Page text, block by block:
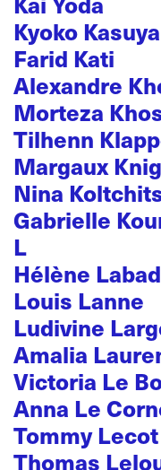
Kyoko Kasuya
Farid Kati
Alexandre
Morteza
Tilhenn
Margaux
Nina
Gabrielle
L
Hélène
Louis Lanne
Ludivine
Amalia
Victoria Le
Anna Le
Tommy Lecot
Thomas